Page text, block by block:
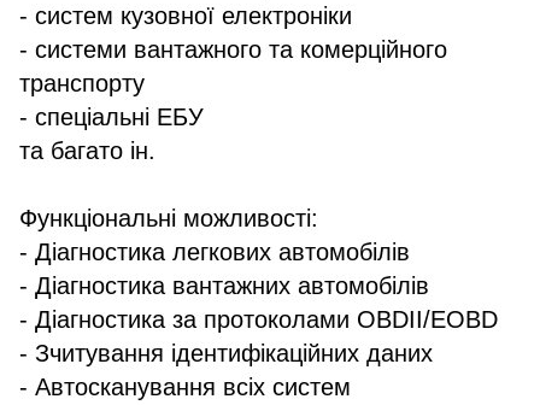
- систем кузовної електроніки
- системи вантажного та комерційного
транспорту
- спеціальні ЕБУ
та багато ін.
Функціональні можливості:
- Діагностика легкових автомобілів
- Діагностика вантажних автомобілів
- Діагностика за протоколами OBDII/EOBD
- Зчитування ідентифікаційних даних
- Автосканування всіх систем